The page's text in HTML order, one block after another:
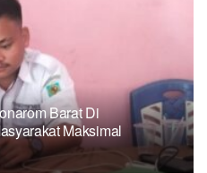
Barat Di
Maksimal